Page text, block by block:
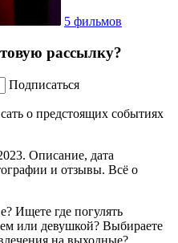
5 фильмов
рассылку?
Подписаться
о предстоящих событиях
Описание, дата
и отзывы. Всё о
Ищете где погулять
или девушкой? Выбираете
на выходные?